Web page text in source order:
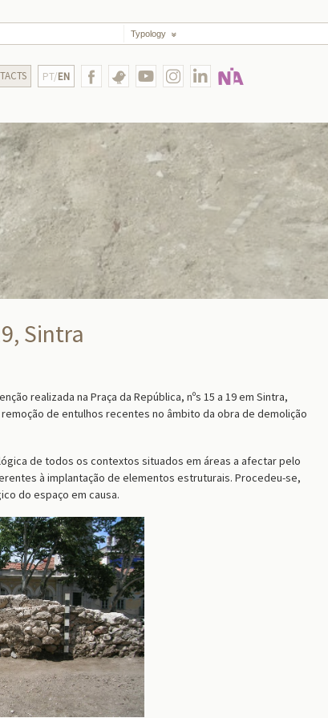
Typology
PT/EN
Sintra
realizada na Praça da República, nºs 15 a 19 em Sintra,
de entulhos recentes no âmbito da obra de demolição
de todos os contextos situados em áreas a afectar pelo
à implantação de elementos estruturais. Procedeu-se,
do espaço em causa.